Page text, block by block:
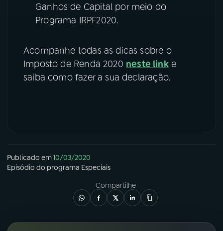
Ganhos de Capital por meio do
Programa IRPF2020.
Acompanhe todas as dicas sobre o
Imposto de Renda 2020 neste linke
saiba como fazer a sua declaração.
Publicado em10/03/2020
Episódio do programa Especiais
Compartilhe